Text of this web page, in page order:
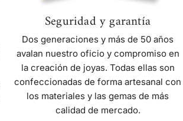
Seguridad y garantía
Dos generaciones y más de 50 años
avalan nuestro oficio y compromiso en
la creación de joyas. Todas ellas son
confeccionadas de forma artesanal con
los materiales y las gemas de más
calidad de mercado.